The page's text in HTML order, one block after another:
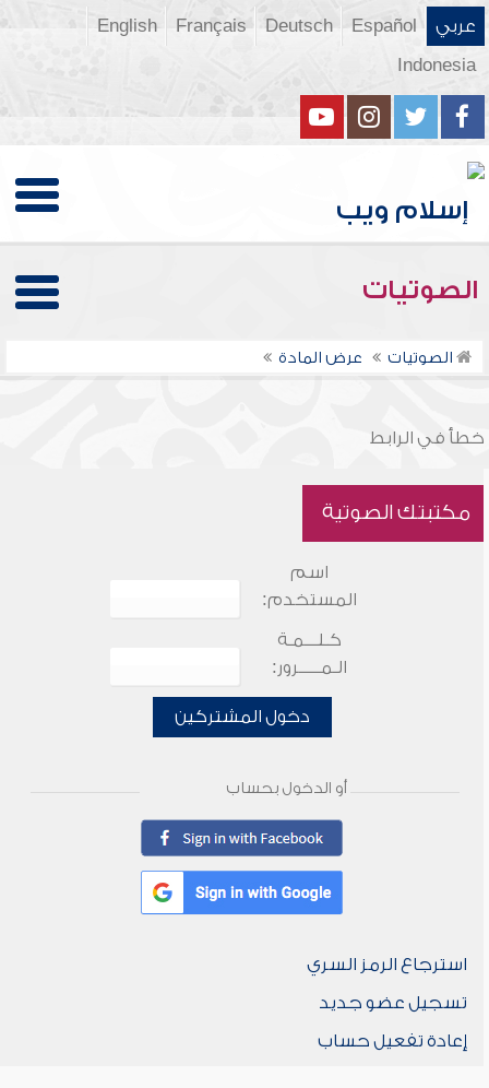
عربي Español
Deutsch
Français
English
Indonesia
الصوتيات
الصوتيات عرض المادة
خطأ في الرابط
مكتبتك الصوتية
اسم
المستخدم:
كـلـــمـة
الـمـــــرور:
دخول المشتركين
أو الدخول بحساب
استرجاع الرمز السري
تسجيل عضو جديد
إعادة تفعيل حساب